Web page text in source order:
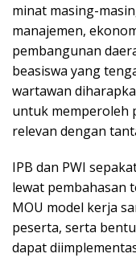
minat masing-
manajemen,
pembangunan
beasiswa yang
wartawan
untuk memperoleh
relevan dengan
IPB dan PWI
lewat pembahasan
MOU model kerja
peserta, serta
dapat